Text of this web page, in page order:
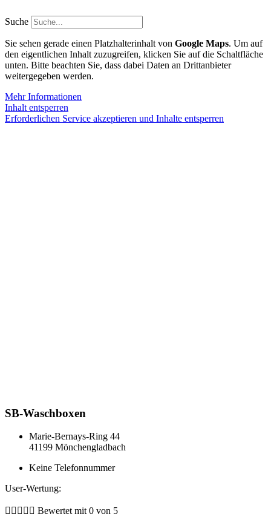
Inhalt
springen
Suche
Sie sehen gerade einen Platzhalterinhalt von Google Maps. Um auf
den eigentlichen Inhalt zuzugreifen, klicken Sie auf die Schaltfläche
unten. Bitte beachten Sie, dass dabei Daten an Drittanbieter
weitergegeben werden.
Mehr Informationen
Inhalt entsperren
Erforderlichen Service akzeptieren und Inhalte entsperren
SB-Waschboxen
Marie-Bernays-Ring 44
41199 Mönchengladbach
Keine Telefonnummer
User-Wertung:
     Bewertet mit 0 von 5